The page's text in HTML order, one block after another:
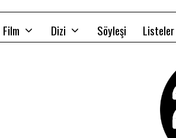
Film Dizi Söyleşi Listeler